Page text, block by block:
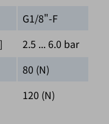
G1/8"-F
2.5 ... 6.0 bar
80 (N)
120 (N)